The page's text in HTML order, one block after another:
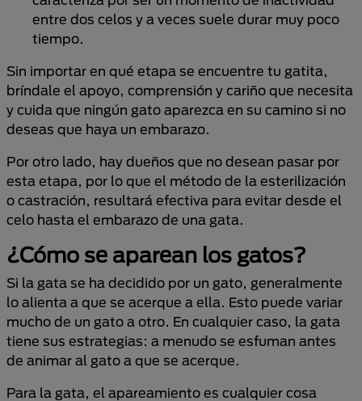
entre dos celos y a veces suele durar muy poco
tiempo.
Sin importar en qué etapa se encuentre tu gatita,
bríndale el apoyo, comprensión y cariño que necesita
y cuida que ningún gato aparezca en su camino si no
deseas que haya un embarazo.
Por otro lado, hay dueños que no desean pasar por
esta etapa, por lo que el método de la esterilización
o castración, resultará efectiva para evitar desde el
celo hasta el embarazo de una gata.
¿Cómo se aparean los gatos?
Si la gata se ha decidido por un gato, generalmente
lo alienta a que se acerque a ella. Esto puede variar
mucho de un gato a otro. En cualquier caso, la gata
tiene sus estrategias: a menudo se esfuman antes
de animar al gato a que se acerque.
Para la gata, el apareamiento es cualquier cosa